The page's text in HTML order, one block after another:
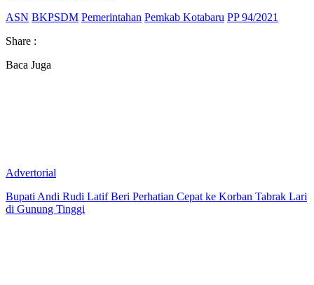
ASN BKPSDM Pemerintahan Pemkab Kotabaru PP 94/2021
Share :
Baca Juga
Advertorial
Bupati Andi Rudi Latif Beri Perhatian Cepat ke Korban Tabrak Lari
di Gunung Tinggi